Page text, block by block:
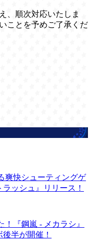
、順次対応いたしま
ことを予めご了承くだ
爽快シューティングゲ
ッシュ』リリース！
『鋼嵐 - メカラシ』
半が開催！